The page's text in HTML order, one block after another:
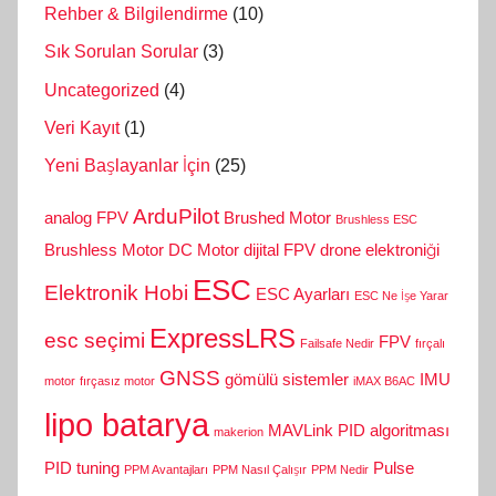
Rehber & Bilgilendirme (10)
Sık Sorulan Sorular (3)
Uncategorized (4)
Veri Kayıt(1)
Yeni Başlayanlar İçin (25)
analog FPV ArduPilot Brushed Motor Brushless ESC
Brushless Motor DC Motor dijital FPV drone elektroniği
Elektronik Hobi ESC ESC Ayarları ESC Ne İşe Yarar
esc seçimi ExpressLRS Failsafe Nedir FPV fırçalı
motor fırçasız motor GNSS gömülü sistemler iMAX B6AC IMU
lipo batarya makerion MAVLink PID algoritması
PID tuning PPM Avantajları PPM Nasıl Çalışır PPM Nedir Pulse